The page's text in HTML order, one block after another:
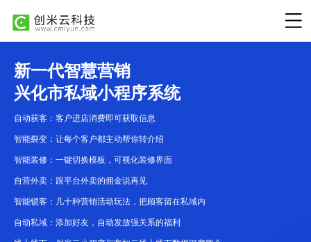
新一代智慧营销
兴化市私域小程序系统
自动获客：客户进店消费即可获取信息
智能裂变：让每个客户都主动帮你转介绍
智能装修：一键切换模板，可视化装修界面
自营外卖：跟平台外卖的佣金说再见
智能锁客：几十种营销活动玩法，把顾客留在私域内
自动私域：添加好友，自动发放强关系的福利